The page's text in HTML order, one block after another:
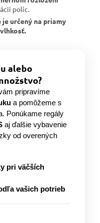
políc.
je určený na priamy
alebo
pripravíme
a pomôžeme s
Ponúkame regály
aj ďalšie vybavenie
od overených
pri väčších
vašich potrieb